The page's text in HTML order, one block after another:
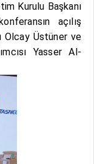
Kurulu Başkanı
açılış
Olcay Üstüner ve
Yasser Al-